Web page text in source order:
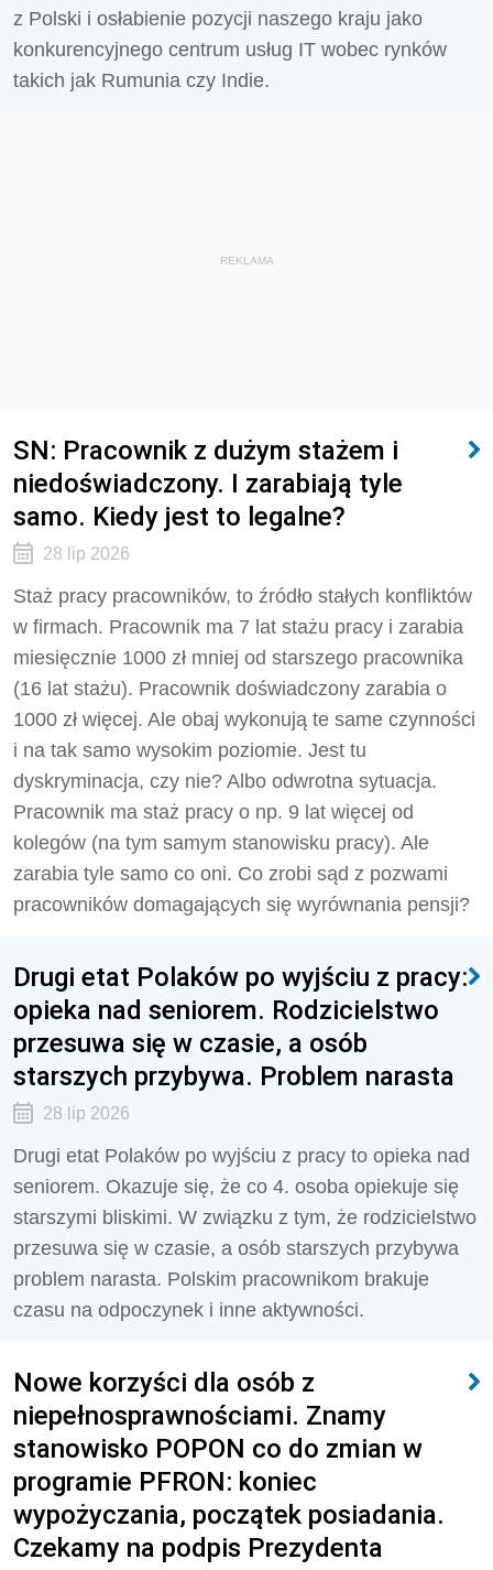
z Polski i osłabienie pozycji naszego kraju jako
konkurencyjnego centrum usług IT wobec rynków
takich jak Rumunia czy Indie.
REKLAMA
SN: Pracownik z dużym stażem i
niedoświadczony. I zarabiają tyle
samo. Kiedy jest to legalne?
28 lip 2026
Staż pracy pracowników, to źródło stałych konfliktów
w firmach. Pracownik ma 7 lat stażu pracy i zarabia
miesięcznie 1000 zł mniej od starszego pracownika
(16 lat stażu). Pracownik doświadczony zarabia o
1000 zł więcej. Ale obaj wykonują te same czynności
i na tak samo wysokim poziomie. Jest tu
dyskryminacja, czy nie? Albo odwrotna sytuacja.
Pracownik ma staż pracy o np. 9 lat więcej od
kolegów (na tym samym stanowisku pracy). Ale
zarabia tyle samo co oni. Co zrobi sąd z pozwami
pracowników domagających się wyrównania pensji?
Drugi etat Polaków po wyjściu z pracy:
opieka nad seniorem. Rodzicielstwo
przesuwa się w czasie, a osób
starszych przybywa. Problem narasta
28 lip 2026
Drugi etat Polaków po wyjściu z pracy to opieka nad
seniorem. Okazuje się, że co 4. osoba opiekuje się
starszymi bliskimi. W związku z tym, że rodzicielstwo
przesuwa się w czasie, a osób starszych przybywa
problem narasta. Polskim pracownikom brakuje
czasu na odpoczynek i inne aktywności.
Nowe korzyści dla osób z
niepełnosprawnościami. Znamy
stanowisko POPON co do zmian w
programie PFRON: koniec
wypożyczania, początek posiadania.
Czekamy na podpis Prezydenta